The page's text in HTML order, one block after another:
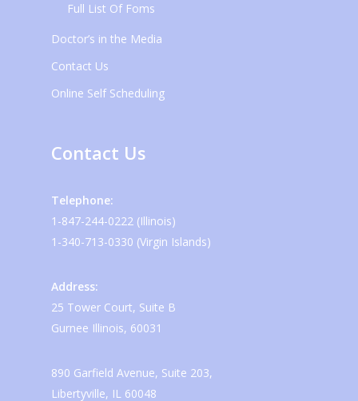
Full List Of Foms
Doctor’s in the Media
Contact Us
Online Self Scheduling
Contact Us
Telephone:
1-847-244-0222 (Illinois)
1-340-713-0330 (Virgin Islands)
Address:
25 Tower Court, Suite B
Gurnee Illinois, 60031
890 Garfield Avenue, Suite 203,
Libertyville, IL 60048